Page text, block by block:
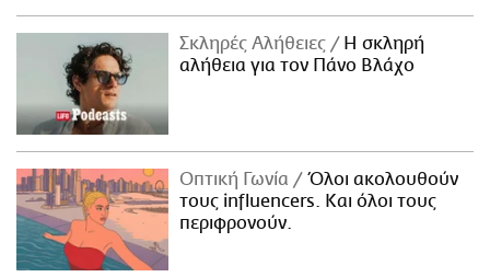
Σκληρές Αλήθειες
H σκληρή
αλήθεια για τον Πάνο Βλάχο
Οπτική Γωνία
Όλοι ακολουθούν
τους influencers. Και όλοι τους
περιφρονούν.